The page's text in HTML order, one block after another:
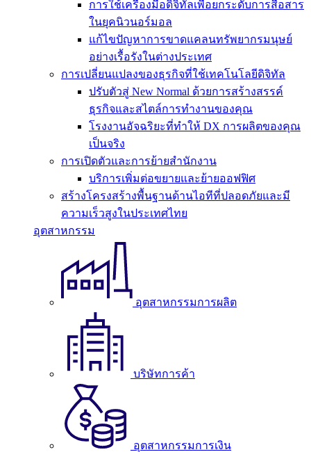
การใช้เครื่องมือดิจิทัลเพื่อยกระดับการสื่อสาร
ในยุคนิวนอร์มอล
แก้ไขปัญหาการขาดแคลนทรัพยากรมนุษย์
อย่างเรื้อรังในต่างประเทศ
การเปลี่ยนแปลงของธุรกิจที่ใช้เทคโนโลยีดิจิทัล
ปรับตัวสู่ New Normal ด้วยการสร้างสรรค์
ธุรกิจและสไตล์การทำงานของคุณ
โรงงานอัจฉริยะที่ทำให้ DX การผลิตของคุณ
เป็นจริง
การเปิดตัวและการย้ายสำนักงาน
บริการเพิ่มต่อขยายและย้ายออฟฟิศ
สร้างโครงสร้างพื้นฐานด้านไอทีที่ปลอดภัยและมี
ความเร็วสูงในประเทศไทย
อุตสาหกรรม
อุตสาหกรรมการผลิต
บริษัทการค้า
อุตสาหกรรมการเงิน